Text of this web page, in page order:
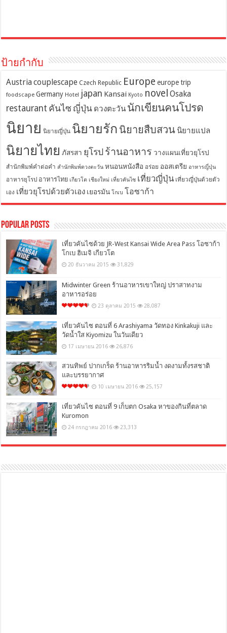
ป้ายกำกับ
Austriacouplescape Czech Republic Europe europe trip
foodscape Germany Hotel japan Kansai Kyoto novel Osaka
restaurant คันไซ ญี่ปุ่น ดวงตะวัน นักเขียนคนโปรด
นิยาย นิยายญี่ปุ่น นิยายรัก นิยายสืบสวน นิยายแปล
นิยายไทย ภัสรสา ยุโรป ร้านอาหาร วางแผนเที่ยวยุโรป
สำนักพิมพ์คำต่อคำ สำนักพิมพ์ดวงตะวัน หนอนหนังสือ อร่อย ออสเตรีย อาหารญี่ปุ่น
อาหารยุโรป อาหารไทย เกียวโต เชียงใหม่ เที่ยวคันไซ เที่ยวญี่ปุ่น เที่ยวญี่ปุ่นด้วยตัว
เอง เที่ยวยุโรปด้วยตัวเอง เยอรมัน โกเบ โอซาก้า
Popular Posts
เที่ยวคันไซด้วย JR-West Kansai Wide Area Pass โอซาก้า
โกเบ ฮิเมจิ เกียวโต
20 ธันวาคม 2015 31,829
Midwinter Green ร้านอาหารเขาใหญ่ ปราสาทงาม
อาหารอร่อย
23 ตุลาคม 2015 28,087
เที่ยวคันไซ ตอนที่ 6 Arashiyama วัดทอง Kinkakuji และ
วัดน้ำใส Kiyomizu ในวันเดียว
17 เมษายน 2016 26,876
สวนทิพย์ ปากเกร็ด ร้านอาหารริมน้ำ งดงามทั้งรสชาติ
และบรรยากาศ
10 เมษายน 2016 25,157
เที่ยวคันไซ ตอนที่ 9 เก็บตก Osaka หาของกินที่ตลาด
Kuromon
24 กรกฎาคม 2016 23,313